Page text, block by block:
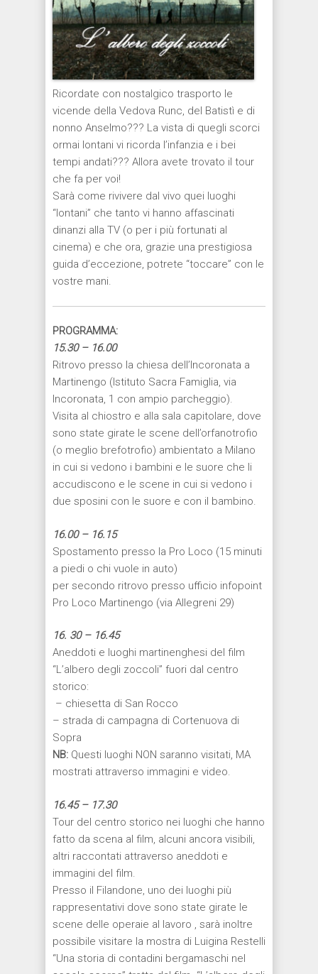
Ricordate con nostalgico trasporto le
vicende della Vedova Runc, del Batistì e di
nonno Anselmo??? La vista di quegli scorci
ormai lontani vi ricorda l’infanzia e i bei
tempi andati??? Allora avete trovato il tour
che fa per voi!
Sarà come rivivere dal vivo quei luoghi
“lontani” che tanto vi hanno affascinati
dinanzi alla TV (o per i più fortunati al
cinema) e che ora, grazie una prestigiosa
guida d’eccezione, potrete “toccare” con le
vostre mani.
PROGRAMMA:
15.30 – 16.00
Ritrovo presso la chiesa dell’Incoronata a
Martinengo (Istituto Sacra Famiglia, via
Incoronata, 1 con ampio parcheggio).
Visita al chiostro e alla sala capitolare, dove
sono state girate le scene dell’orfanotrofio
(o meglio brefotrofio) ambientato a Milano
in cui si vedono i bambini e le suore che li
accudiscono e le scene in cui si vedono i
due sposini con le suore e con il bambino.
16.00 – 16.15
Spostamento presso la Pro Loco (15 minuti
a piedi o chi vuole in auto)
per secondo ritrovo presso ufficio infopoint
Pro Loco Martinengo (via Allegreni 29)
16. 30 – 16.45
Aneddoti e luoghi martinenghesi del film
“L’albero degli zoccoli” fuori dal centro
storico:
– chiesetta di San Rocco
– strada di campagna di Cortenuova di
Sopra
NB: Questi luoghi NON saranno visitati, MA
mostrati attraverso immagini e video.
16.45 – 17.30
Tour del centro storico nei luoghi che hanno
fatto da scena al film, alcuni ancora visibili,
altri raccontati attraverso aneddoti e
immagini del film.
Presso il Filandone, uno dei luoghi più
rappresentativi dove sono state girate le
scene delle operaie al lavoro , sarà inoltre
possibile visitare la mostra di Luigina Restelli
“Una storia di contadini bergamaschi nel